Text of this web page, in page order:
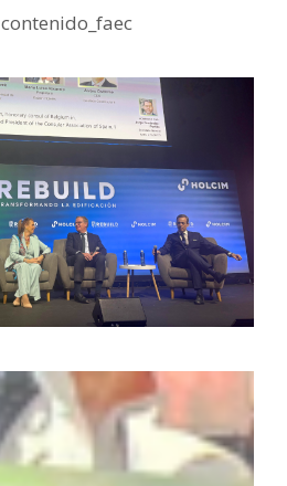
contenido_faec